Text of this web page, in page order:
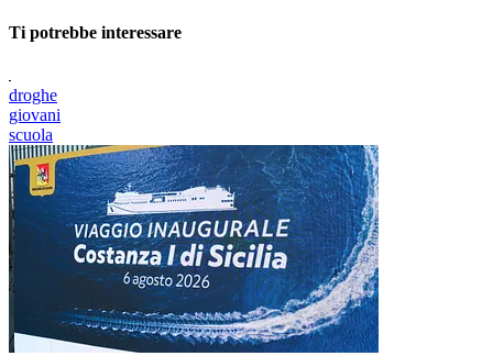
Ti potrebbe interessare
droghe
giovani
scuola